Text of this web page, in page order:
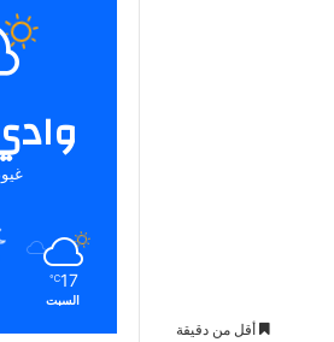
أقل من دقيقة
17
℃
السبت